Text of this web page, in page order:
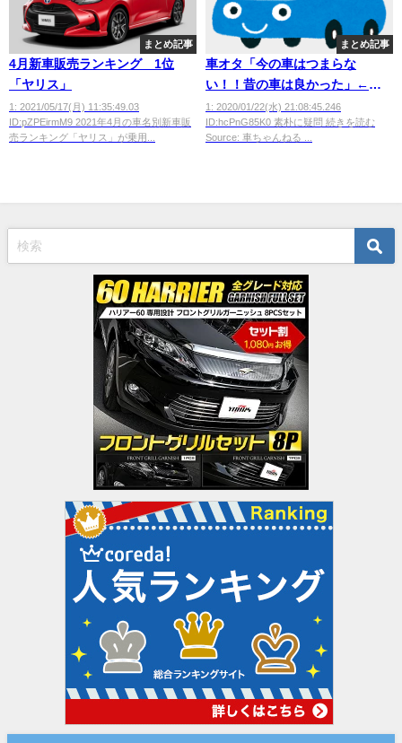
まとめ記事
4月新車販売ランキング 1位
「ヤリス」
1: 2021/05/17(月) 11:35:49.03
ID:pZPEirmM9 2021年4月の車名別新車販
売ランキング「ヤリス」が乗用...
まとめ記事
車オタ「今の車はつまらな
い！！昔の車は良かった」←じ
ゃあなんで古い車を買わない
の？？
1: 2020/01/22(水) 21:08:45.246
ID:hcPnG85K0 素朴に疑問 続きを読む
Source: 車ちゃんねる ...